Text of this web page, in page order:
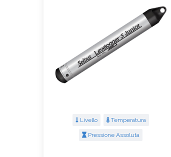
Livello Temperatura
Pressione Assoluta